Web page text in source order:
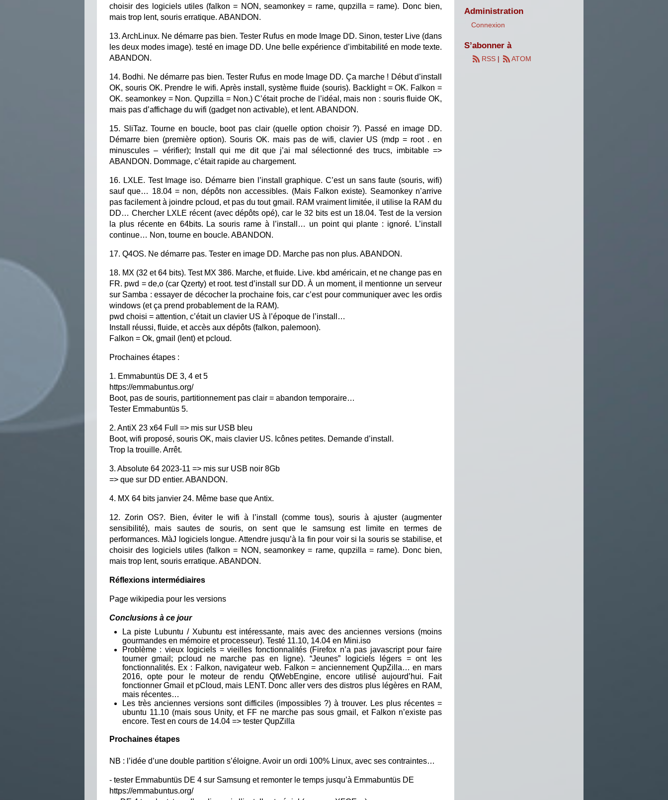
choisir des logiciels utiles (falkon = NON, seamonkey = rame, qupzilla = rame). Donc bien,
mais trop lent, souris erratique. ABANDON.
13. ArchLinux. Ne démarre pas bien. Tester Rufus en mode Image DD. Sinon, tester Live (dans
les deux modes image). testé en image DD. Une belle expérience d’imbitabilité en mode texte.
ABANDON.
14. Bodhi. Ne démarre pas bien. Tester Rufus en mode Image DD. Ça marche ! Début d’install
OK, souris OK. Prendre le wifi. Après install, système fluide (souris). Backlight = OK. Falkon =
OK. seamonkey = Non. Qupzilla = Non.) C’était proche de l’idéal, mais non : souris fluide OK,
mais pas d’affichage du wifi (gadget non activable), et lent. ABANDON.
15. SliTaz. Tourne en boucle, boot pas clair (quelle option choisir ?). Passé en image DD.
Démarre bien (première option). Souris OK. mais pas de wifi, clavier US (mdp = root . en
minuscules – vérifier); Install qui me dit que j’ai mal sélectionné des trucs, imbitable =>
ABANDON. Dommage, c’était rapide au chargement.
16. LXLE. Test Image iso. Démarre bien l’install graphique. C’est un sans faute (souris, wifi)
sauf que… 18.04 = non, dépôts non accessibles. (Mais Falkon existe). Seamonkey n’arrive
pas facilement à joindre pcloud, et pas du tout gmail. RAM vraiment limitée, il utilise la RAM du
DD… Chercher LXLE récent (avec dépôts opé), car le 32 bits est un 18.04. Test de la version
la plus récente en 64bits. La souris rame à l’install… un point qui plante : ignoré. L’install
continue… Non, tourne en boucle. ABANDON.
17. Q4OS. Ne démarre pas. Tester en image DD. Marche pas non plus. ABANDON.
18. MX (32 et 64 bits). Test MX 386. Marche, et fluide. Live. kbd américain, et ne change pas en
FR. pwd = de,o (car Qzerty) et root. test d’install sur DD. À un moment, il mentionne un serveur
sur Samba : essayer de décocher la prochaine fois, car c’est pour communiquer avec les ordis
windows (et ça prend probablement de la RAM).
pwd choisi = attention, c’était un clavier US à l’époque de l’install…
Install réussi, fluide, et accès aux dépôts (falkon, palemoon).
Falkon = Ok, gmail (lent) et pcloud.
Prochaines étapes :
1. Emmabuntüs DE 3, 4 et 5
https://emmabuntus.org/
Boot, pas de souris, partitionnement pas clair = abandon temporaire…
Tester Emmabuntüs 5.
2. AntiX 23 x64 Full => mis sur USB bleu
Boot, wifi proposé, souris OK, mais clavier US. Icônes petites. Demande d’install.
Trop la trouille. Arrêt.
3. Absolute 64 2023-11 => mis sur USB noir 8Gb
=> que sur DD entier. ABANDON.
4. MX 64 bits janvier 24. Même base que Antix.
12. Zorin OS?. Bien, éviter le wifi à l’install (comme tous), souris à ajuster (augmenter
sensibilité), mais sautes de souris, on sent que le samsung est limite en termes de
performances. MàJ logiciels longue. Attendre jusqu’à la fin pour voir si la souris se stabilise, et
choisir des logiciels utiles (falkon = NON, seamonkey = rame, qupzilla = rame). Donc bien,
mais trop lent, souris erratique. ABANDON.
Réflexions intermédiaires
Page wikipedia pour les versions
Conclusions à ce jour
La piste Lubuntu / Xubuntu est intéressante, mais avec des anciennes versions (moins
gourmandes en mémoire et processeur). Testé 11.10, 14.04 en Mini.iso
Problème : vieux logiciels = vieilles fonctionnalités (Firefox n’a pas javascript pour faire
tourner gmail; pcloud ne marche pas en ligne). “Jeunes” logiciels légers = ont les
fonctionnalités. Ex : Falkon, navigateur web. Falkon = anciennement QupZilla… en mars
2016, opte pour le moteur de rendu QtWebEngine, encore utilisé aujourd’hui. Fait
fonctionner Gmail et pCloud, mais LENT. Donc aller vers des distros plus légères en RAM,
mais récentes…
Les très anciennes versions sont difficiles (impossibles ?) à trouver. Les plus récentes =
ubuntu 11.10 (mais sous Unity, et FF ne marche pas sous gmail, et Falkon n’existe pas
encore. Test en cours de 14.04 => tester QupZilla
Prochaines étapes
NB : l’idée d’une double partition s’éloigne. Avoir un ordi 100% Linux, avec ses contraintes…
- tester Emmabuntüs DE 4 sur Samsung et remonter le temps jusqu’à Emmabuntüs DE
https://emmabuntus.org/
Administration
Connexion
S’abonner à
RSS| ATOM